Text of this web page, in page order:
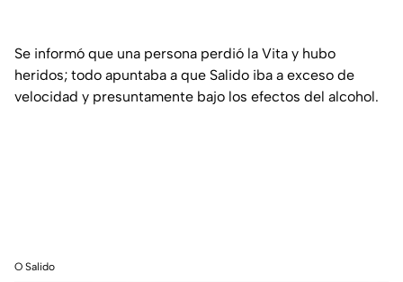
Se informó que una persona perdió la Vita y hubo
heridos; todo apuntaba a que Salido iba a exceso de
velocidad y presuntamente bajo los efectos del alcohol.
O Salido